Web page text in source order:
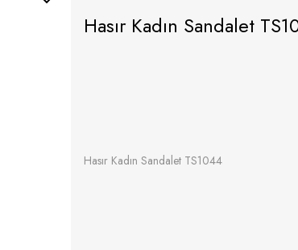
Hasır Kadın Sandalet
Hasır Kadın Sandalet TS1044